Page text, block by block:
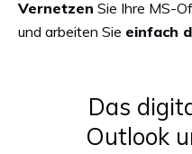
Vernetzen Sie Ihre MS-
und arbeiten Sie einfach
Das
Outlook